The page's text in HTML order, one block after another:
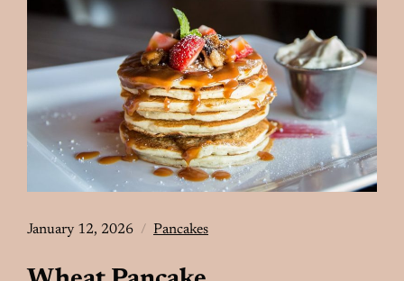
January 12, 2026 Pancakes